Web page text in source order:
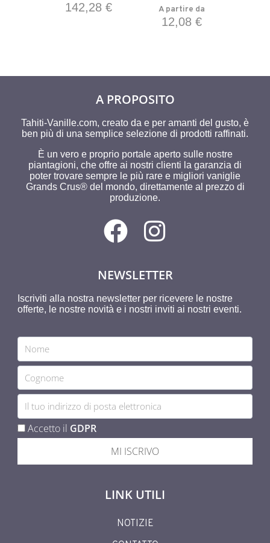
142,28 € A partire da
12,08€
A PROPOSITO
Tahiti-Vanille.com, creato da e per amanti del gusto, è
ben più di una semplice selezione di prodotti raffinati.
È un vero e proprio portale aperto sulle nostre
piantagioni, che offre ai nostri clienti la garanzia di
poter trovare sempre le più rare e migliori vaniglie
Grands Crus® del mondo, direttamente al prezzo di
produzione.
NEWSLETTER
Iscriviti alla nostra newsletter per ricevere le nostre
offerte, le nostre novità e i nostri inviti ai nostri eventi.
Accetto il GDPR
MI ISCRIVO
LINK UTILI
NOTIZIE